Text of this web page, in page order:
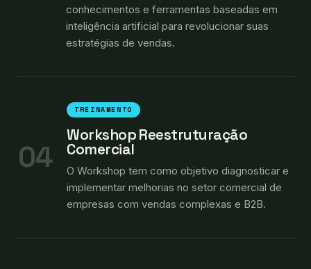
conhecimentos e ferramentas baseadas em
inteligência artificial para revolucionar suas
estratégias de vendas.
04
TREINAMENTO
Workshop Reestruturação
Comercial
O Workshop tem como objetivo diagnosticar e
implementar melhorias no setor comercial de
empresas com vendas complexas e B2B.